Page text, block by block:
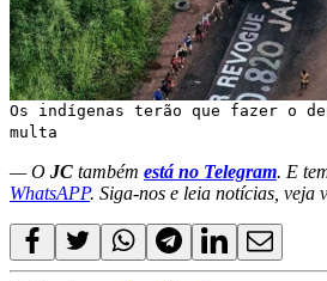
Os indígenas terão que fazer o
multa
— O JC também está no Telegram. E
WhatsAPP. Siga-nos e leia notícias, veja